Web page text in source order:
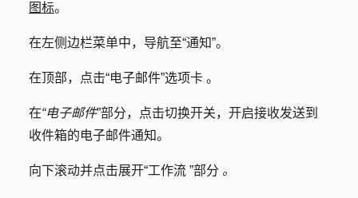
图标。
在左侧边栏菜单中，导航至“通知”。
在顶部，点击“电子邮件”选项卡 。
在“电子邮件”部分，点击切换开关，开启接收发送到
收件箱的电子邮件通知。
向下滚动并点击展开“工作流 ”部分 。